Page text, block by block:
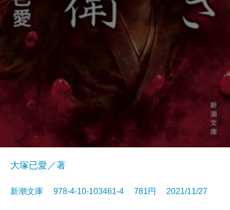
大塚已愛／著
新潮文庫 978-4-10-103461-4 781円 2021/11/27